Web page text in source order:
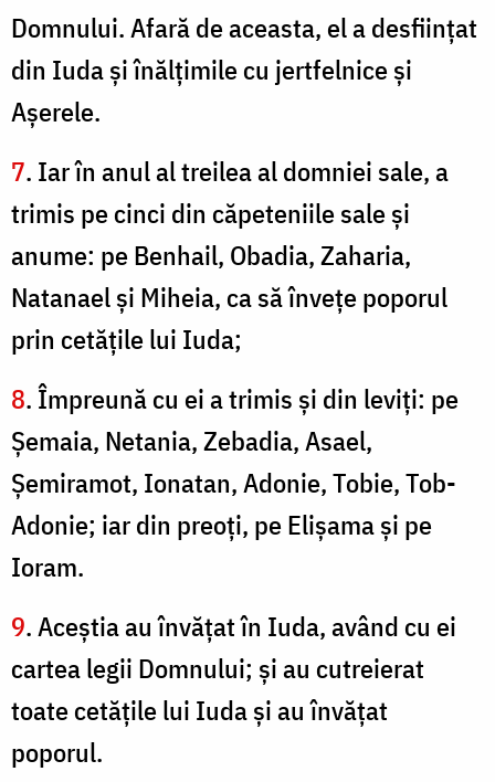
Domnului. Afară de aceasta, el a desfiinţat
din Iuda şi înălţimile cu jertfelnice şi
Aşerele.
7. Iar în anul al treilea al domniei sale, a
trimis pe cinci din căpeteniile sale şi
anume: pe Benhail, Obadia, Zaharia,
Natanael şi Miheia, ca să înveţe poporul
prin cetăţile lui Iuda;
8. Împreună cu ei a trimis şi din leviţi: pe
Şemaia, Netania, Zebadia, Asael,
Şemiramot, Ionatan, Adonie, Tobie, Tob-
Adonie; iar din preoţi, pe Elişama şi pe
Ioram.
9. Aceştia au învăţat în Iuda, având cu ei
cartea legii Domnului; şi au cutreierat
toate cetăţile lui Iuda şi au învăţat
poporul.